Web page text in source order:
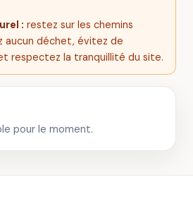
: restez sur les chemins
aucun déchet, évitez de
respectez la tranquillité du site.
pour le moment.